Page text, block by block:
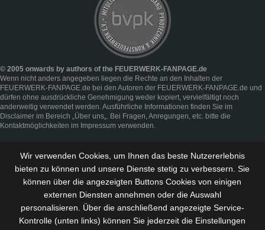
© 2005 onwards by authors of the FEUERWERK-FANPAGE.de
Wenn nicht anders angegeben liegen die Rechte an den Inhalten der
FEUERWERK-FANPAGE.de bei den Autoren der FEUERWERK-FANPAGE.de und
dürfen ohne ausdrückliche Genehmigung weder kopiert, vervielfältigt noch
anderweitig verwendet werden. Ausführliche Informationen finden Sie im
Disclaimer im Bereich „ Über uns „. Bei Fragen, Anregungen, etc. bitte die
Kontaktmöglichkeiten im Impressum verwenden.
Wir verwenden Cookies, um Ihnen das beste Nutzererlebnis
bieten zu können und unsere Dienste stetig zu verbessern . Sie
können über die angezeigten Buttons Cookies von einigen
externen Diensten annehmen oder die Auswahl
personalisieren. Über die anschließend angezeigte Service-
Kontrolle (unten links) können Sie jederzeit die Einstellungen